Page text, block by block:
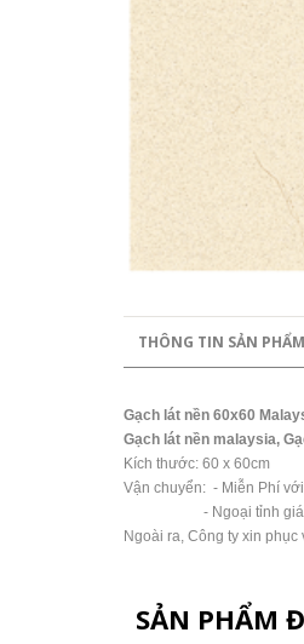
THÔNG TIN SẢN PHẨM
Gạch lát nền 60x60
Gạch lát nền malaysia,
Kích thước: 60 x 60cm
Vận chuyển: - Miễn Phí
- Ngoại tỉnh giá
Ngoài ra, Công ty xin
SẢN PHẨM